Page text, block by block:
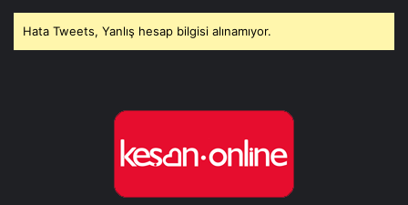
Hata Tweets, Yanlış hesap bilgisi alınamıyor.